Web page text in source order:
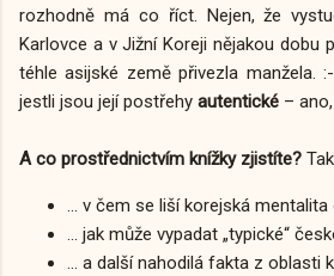
rozhodně má co říct. Nejen, že
Karlovce a v Jižní Koreji nějakou dobu
téhle asijské země přivezla manžela.
jestli jsou její postřehy autentické –
A co prostřednictvím knížky zjistíte?
... v čem se liší korejská
... jak může vypadat „typické“
... a další nahodilá fakta z oblasti